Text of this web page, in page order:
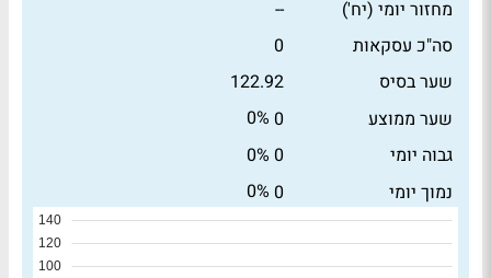
מחזור יומי (יח')
--
סה"כ עסקאות
0
שער בסיס
122.92
שער ממוצע
0
0%
גבוה יומי
0
0%
נמוך יומי
0
0%